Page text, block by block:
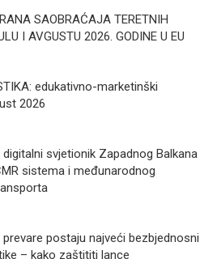
SAOBRAĆAJA TERETNIH
I AVGUSTU 2026. GODINE U EU
edukativno-marketinški
2026
svjetionik Zapadnog Balkana
sistema i međunarodnog
postaju najveći bezbjednosni
– kako zaštititi lance